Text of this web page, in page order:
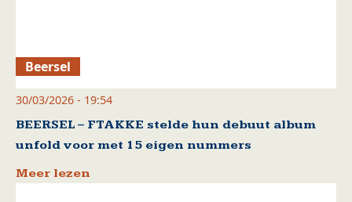
Beersel
30/03/2026 - 19:54
BEERSEL – FTAKKE stelde hun debuut album
unfold voor met 15 eigen nummers
Meer lezen